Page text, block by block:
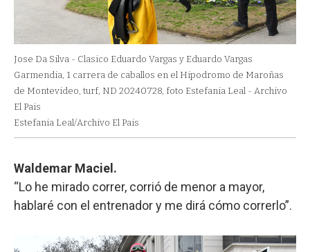
Jose Da Silva - Clasico Eduardo Vargas y Eduardo Vargas
Garmendia, 1 carrera de caballos en el Hipodromo de Maroñas
de Montevideo, turf, ND 20240728, foto Estefania Leal - Archivo
El Pais
Estefania Leal/Archivo El Pais
Waldemar Maciel.
“Lo he mirado correr, corrió de menor a mayor,
hablaré con el entrenador y me dirá cómo correrlo”.